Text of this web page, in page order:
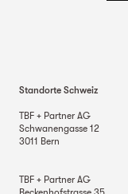
Standorte Schweiz
TBF + Partner AG
Schwanengasse 12
3011 Bern
TBF + Partner AG